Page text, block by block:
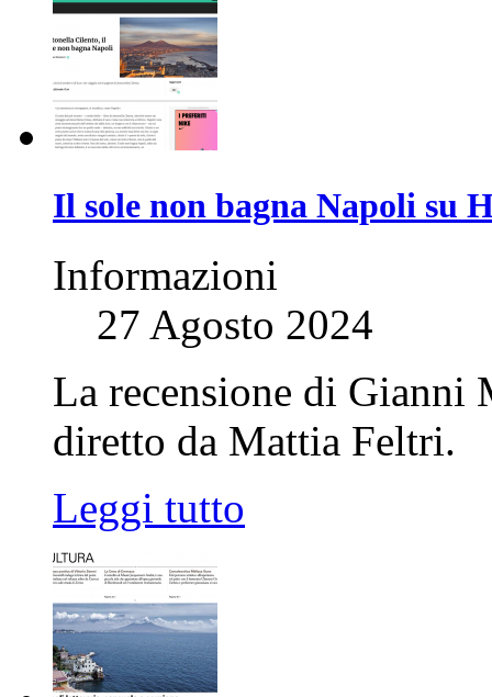
Il sole non bagna Napoli su
Informazioni
27 Agosto 2024
La recensione di Gianni
diretto da Mattia Feltri.
Leggi tutto